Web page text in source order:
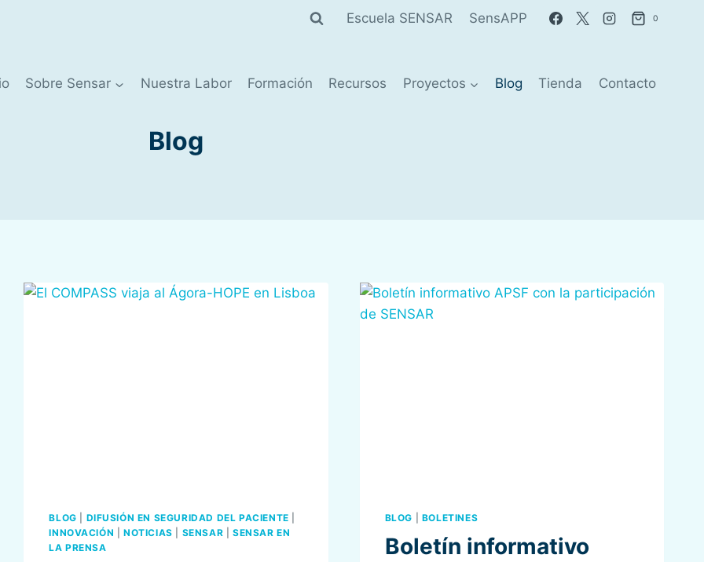
Escuela SENSAR SensAPP 0
Sobre Sensar Nuestra Labor Formación Recursos Proyectos Blog Tienda Contacto
Blog
BLOG DIFUSIÓN EN SEGURIDAD DEL PACIENTE
INNOVACIÓN |NOTICIAS SENSAR |SENSAR EN
LA PRENSA
BLOG BOLETINES
Boletín informativo